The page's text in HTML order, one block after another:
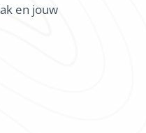
en jouw